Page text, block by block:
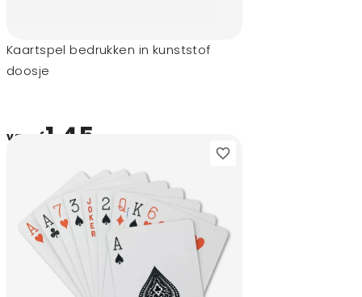
Kaartspel bedrukken in kunststof
doosje
vanaf1,45